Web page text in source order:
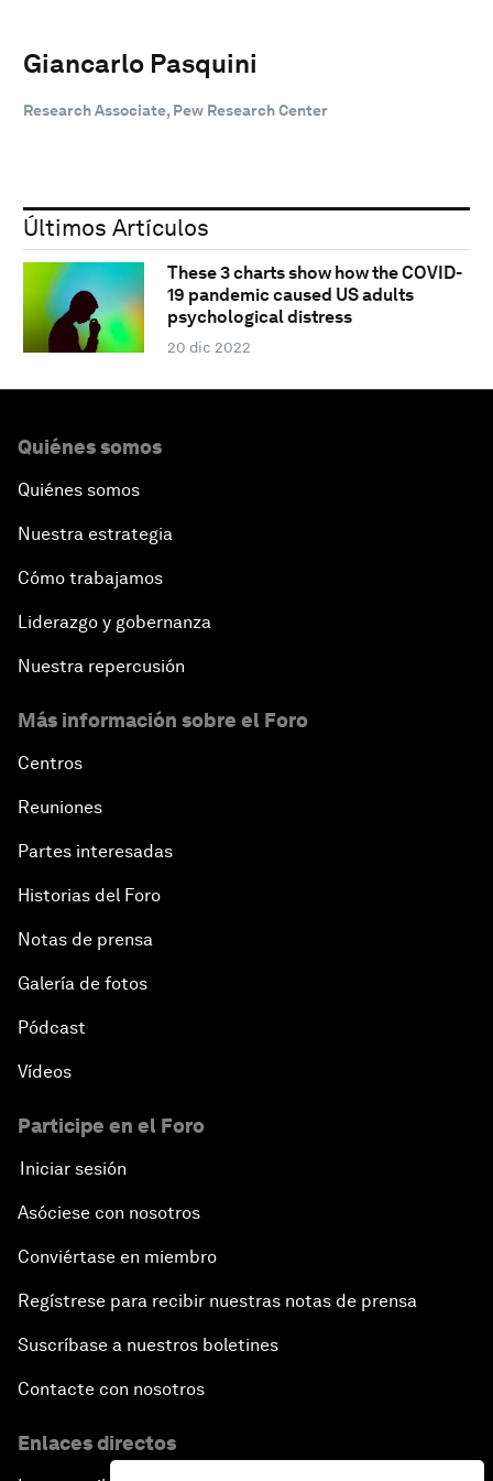
Giancarlo Pasquini
Research Associate, Pew Research Center
Últimos Artículos
These 3 charts show how the COVID-
19 pandemic caused US adults
psychological distress
20 dic 2022
Quiénes somos
Quiénes somos
Nuestra estrategia
Cómo trabajamos
Liderazgo y gobernanza
Nuestra repercusión
Más información sobre el Foro
Centros
Reuniones
Partes interesadas
Historias del Foro
Notas de prensa
Galería de fotos
Pódcast
Vídeos
Participe en el Foro
Iniciar sesión
Asóciese con nosotros
Conviértase en miembro
Regístrese para recibir nuestras notas de prensa
Suscríbase a nuestros boletines
Contacte con nosotros
Enlaces directos